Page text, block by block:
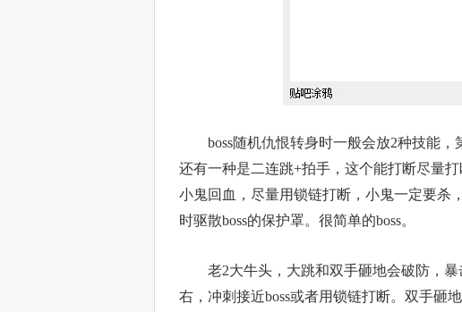
boss随机仇恨转身时一般会放2种技能，
还有一种是二连跳+拍手，这个能打断尽量
小鬼回血，尽量用锁链打断，小鬼一定要杀
时驱散boss的保护罩。很简单的boss。
老2大牛头，大跳和双手砸地会破防，暴
右，冲刺接近boss或者用锁链打断。双手砸